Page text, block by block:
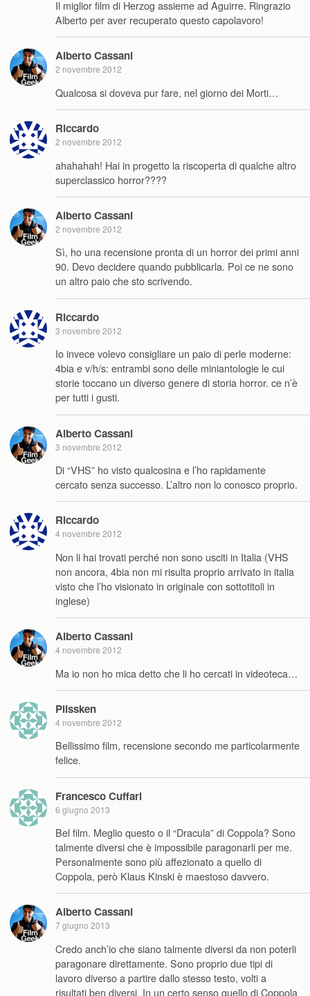
Il miglior film di Herzog assieme ad Aguirre. Ringrazio
Alberto per aver recuperato questo capolavoro!
Alberto Cassani
2 novembre 2012
Qualcosa si doveva pur fare, nel giorno dei Morti…
Riccardo
2 novembre 2012
ahahahah! Hai in progetto la riscoperta di qualche altro
superclassico horror????
Alberto Cassani
2 novembre 2012
Sì, ho una recensione pronta di un horror dei primi anni
90. Devo decidere quando pubblicarla. Poi ce ne sono
un altro paio che sto scrivendo.
Riccardo
3 novembre 2012
Io invece volevo consigliare un paio di perle moderne:
4bia e v/h/s: entrambi sono delle miniantologie le cui
storie toccano un diverso genere di storia horror. ce n’è
per tutti i gusti.
Alberto Cassani
3 novembre 2012
Di “VHS” ho visto qualcosina e l’ho rapidamente
cercato senza successo. L’altro non lo conosco proprio.
Riccardo
4 novembre 2012
Non li hai trovati perché non sono usciti in Italia (VHS
non ancora, 4bia non mi risulta proprio arrivato in italia
visto che l’ho visionato in originale con sottotitoli in
inglese)
Alberto Cassani
4 novembre 2012
Ma io non ho mica detto che li ho cercati in videoteca…
Plissken
4 novembre 2012
Bellissimo film, recensione secondo me particolarmente
felice.
Francesco Cuffari
6 giugno 2013
Bel film. Meglio questo o il “Dracula” di Coppola? Sono
talmente diversi che è impossibile paragonarli per me.
Personalmente sono più affezionato a quello di
Coppola, però Klaus Kinski è maestoso davvero.
Alberto Cassani
7 giugno 2013
Credo anch’io che siano talmente diversi da non poterli
paragonare direttamente. Sono proprio due tipi di
lavoro diverso a partire dallo stesso testo, volti a
risultati ben diversi. In un certo senso quello di Coppola